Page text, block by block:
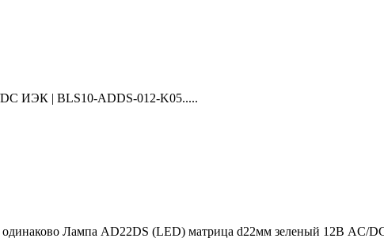
ИЭК | BLS10-ADDS-012-K05.....
одинаково Лампа AD22DS (LED) матрица d22мм зеленый 12В AC/